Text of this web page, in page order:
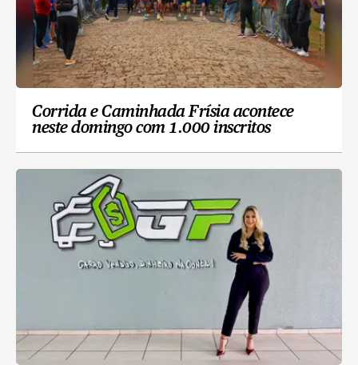
Corrida e Caminhada Frísia acontece
neste domingo com 1.000 inscritos